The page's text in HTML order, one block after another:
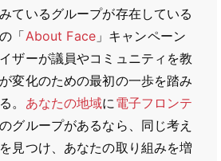
ているグループが存在している
「About Face」キャンペーン
ザーが議員やコミュニティを教
変化のための最初の一歩を踏み
。 あなたの地域に電子フロンテ
のグループがあるなら、同じ考え
見つけ、あなたの取り組みを増